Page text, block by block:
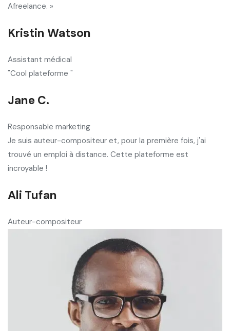
Afreelance. »
Kristin Watson
Assistant médical
"Cool plateforme "
Jane C.
Responsable marketing
Je suis auteur-compositeur et, pour la première fois, j'ai
trouvé un emploi à distance. Cette plateforme est
incroyable !
Ali Tufan
Auteur-compositeur